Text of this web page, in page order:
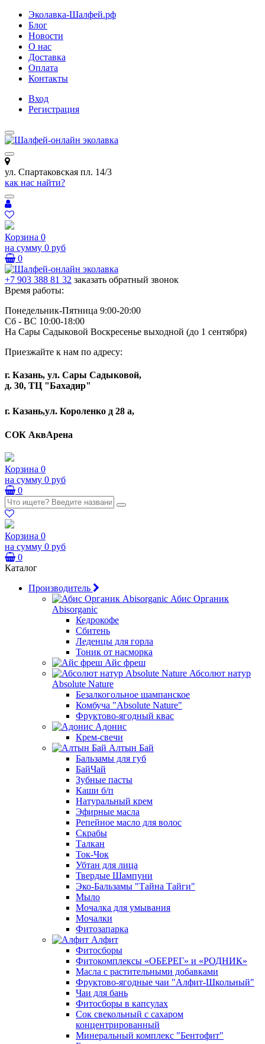
Эколавка-Шалфей.рф
Блог
Новости
О нас
Доставка
Оплата
Контакты
Вход
Регистрация
ул. Спартаковская пл. 14/3
как нас найти?
Корзина 0
на сумму 0 руб
0
+7 903 388 81 32 заказать обратный звонок
Время работы:
Понедельник-Пятница 9:00-20:00
Сб - ВС 10:00-18:00
На Сары Садыковой Воскресенье выходной (до 1 сентября)
Приезжайте к нам по адресу:
г. Казань, ул. Сары Садыковой,
д. 30, ТЦ "Бахадир"
г. Казань,ул. Короленко д 28 а,
СОК АквАрена
Корзина 0
на сумму 0 руб
0
Корзина 0
на сумму 0 руб
0
Каталог
Производитель
Абис Органик
Abisorganic
Кедрокофе
Сбитень
Леденцы для горла
Тоник от насморка
Айс фреш
Абсолют натур
Absolute Nature
Безалкогольное шампанское
Комбуча "Absolute Nature"
Фруктово-ягодный квас
Адонис
Крем-свечи
Алтын Бай
Бальзамы для губ
БайЧай
Зубные пасты
Каши б/п
Натуральный крем
Эфирные масла
Репейное масло для волос
Скрабы
Талкан
Ток-Чок
Убтан для лица
Твердые Шампуни
Эко-Бальзамы "Тайна Тайги"
Мыло
Мочалка для умывания
Мочалки
Фитозапарка
Алфит
Фитосборы
Фитокомплексы «ОБЕРЕГ» и «РОДНИК»
Масла с растительными добавками
Фруктово-ягодные чаи "Алфит-Школьный"
Чаи для бань
Фитосборы в капсулах
Сок свекольный с сахаром
концентрированный
Минеральный комплекс "Бентофит"